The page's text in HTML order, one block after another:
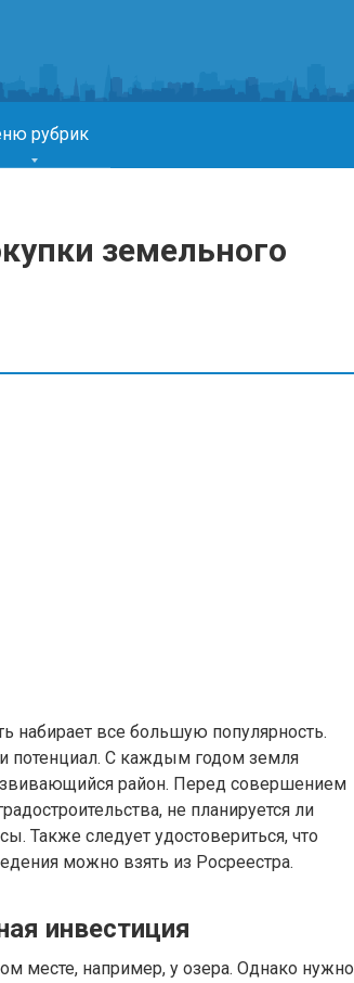
рубрик
земельного
набирает все большую популярность.
потенциал. С каждым годом земля
район. Перед совершением
не планируется ли
Также следует удостовериться, что
можно взять из Росреестра.
инвестиция
месте, например, у озера. Однако нужно